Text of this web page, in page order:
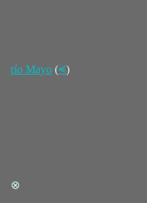
río Mayo (⪪)
⊗